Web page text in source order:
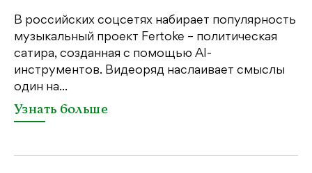
В российских соцсетях набирает популярность
музыкальный проект Fertoke – политическая
сатира, созданная с помощью AI-
инструментов. Видеоряд наслаивает смыслы
один на...
Узнать больше